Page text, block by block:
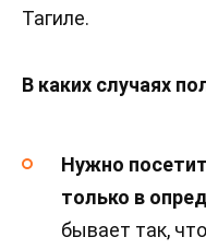
Тагиле.
В каких случаях
Нужно
только в
бывает так,